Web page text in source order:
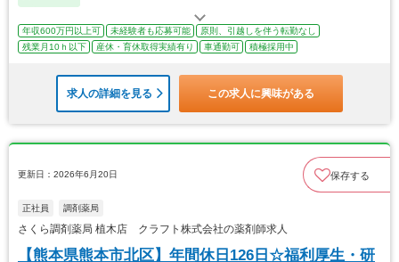
年収600万円以上可 未経験者も応募可能
原則、引越しを伴う転勤なし
残業月10ｈ以下
産休・育休取得実績有り 車通勤可 積極採用中
求人の詳細を見る この求人に興味がある
更新日：2026年6月20日 保存する
正社員 調剤薬局
さくら調剤薬局 植木店 クラフト株式会社の薬剤師求人
【熊本県熊本市北区】年間休日126日☆福利厚生・研